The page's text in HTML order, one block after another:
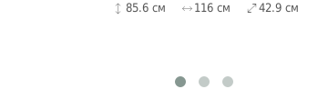
85.6 см 116 см 42.9 см